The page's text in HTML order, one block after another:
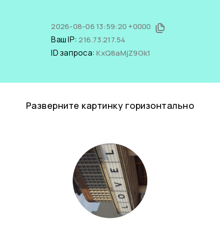
2026-08-06 13:59:20 +0000
Ваш IP:216.73.217.54
ID запроса:KxQ8aMjZ9Gk1
Разверните картинку горизонтально